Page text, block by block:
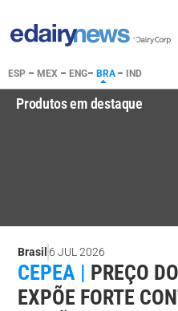
ESP – MEX – ENG– BRA– IND
Produtos em destaque
Brasil 6 JUL 2026
CEPEA | PREÇO
EXPÕE FORTE